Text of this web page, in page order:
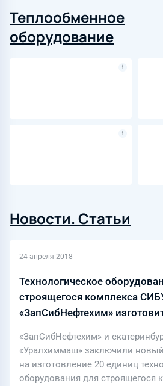
Теплообменное
оборудование
Новости. Статьи
24 апреля 2018
Технологическое
строящегося комплекса
«ЗапСибНефтехим»
«ЗапСибНефтехим» и
«Уралхиммаш» заключили
на изготовление 20 единиц
оборудования для строящегося